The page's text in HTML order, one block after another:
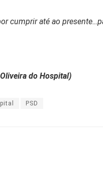
cumprir até ao
do Hospital)
PSD